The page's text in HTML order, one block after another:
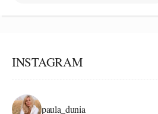
INSTAGRAM
paula_dunia